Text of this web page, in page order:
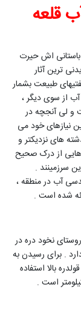
قلعه
باستانی اش حیرت
ترین آثار
طبیعت بشمار
از سوی دیگر ،
و لی آنجچه در
نیازهای خود می
های نزدیکتر و
هایی از درک صحیح
سرزمینند .
آب در منطقه ،
شده است .
نخود دره در
. برای رسیدن به
بالا استفاده